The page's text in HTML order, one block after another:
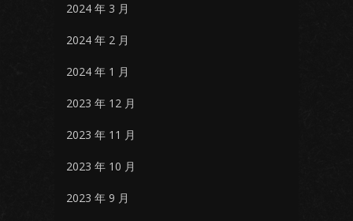
2024 年 3 月
2024 年 2 月
2024 年 1 月
2023 年 12 月
2023 年 11 月
2023 年 10 月
2023 年 9 月